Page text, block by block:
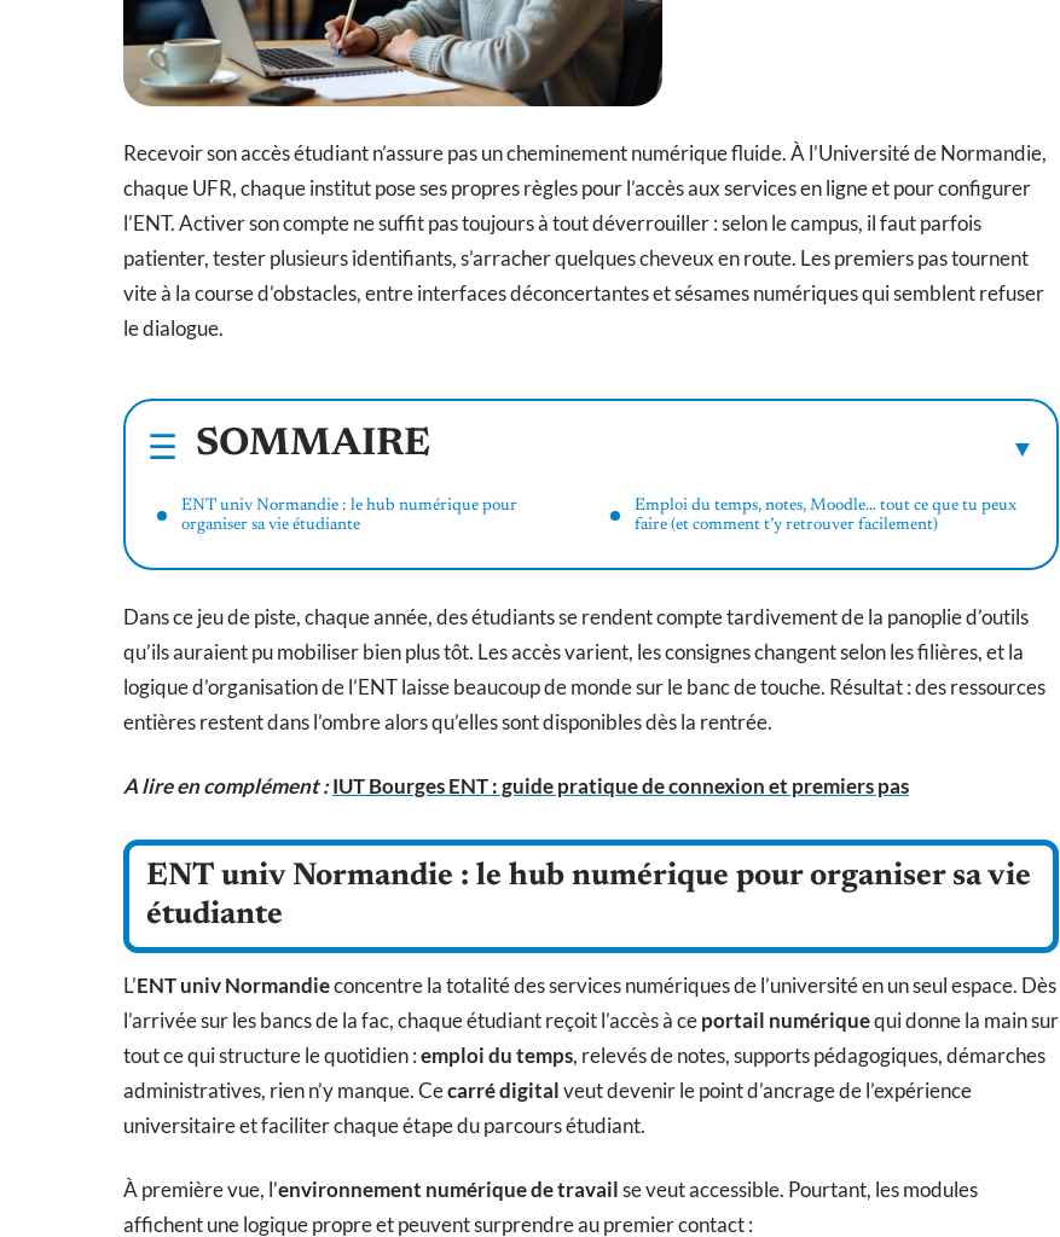
Recevoir son accès étudiant n’assure pas un cheminement numérique fluide. À l’Université de Normandie,
chaque UFR, chaque institut pose ses propres règles pour l’accès aux services en ligne et pour configurer
l’ENT. Activer son compte ne suffit pas toujours à tout déverrouiller : selon le campus, il faut parfois
patienter, tester plusieurs identifiants, s’arracher quelques cheveux en route. Les premiers pas tournent
vite à la course d’obstacles, entre interfaces déconcertantes et sésames numériques qui semblent refuser
le dialogue.
SOMMAIRE
ENT univ Normandie : le hub numérique pour
organiser sa vie étudiante
Emploi du temps, notes, Moodle… tout ce que tu peux
faire (et comment t’y retrouver facilement)
Dans ce jeu de piste, chaque année, des étudiants se rendent compte tardivement de la panoplie d’outils
qu’ils auraient pu mobiliser bien plus tôt. Les accès varient, les consignes changent selon les filières, et la
logique d’organisation de l’ENT laisse beaucoup de monde sur le banc de touche. Résultat : des ressources
entières restent dans l’ombre alors qu’elles sont disponibles dès la rentrée.
A lire en complément :IUT Bourges ENT : guide pratique de connexion et premiers pas
ENT univ Normandie : le hub numérique pour organiser sa vie
étudiante
L’ENT univ Normandieconcentre la totalité des services numériques de l’université en un seul espace. Dès
l’arrivée sur les bancs de la fac, chaque étudiant reçoit l’accès à ceportail numériquequi donne la main sur
tout ce qui structure le quotidien :emploi du temps, relevés de notes, supports pédagogiques, démarches
administratives, rien n’y manque. Cecarré digitalveut devenir le point d’ancrage de l’expérience
universitaire et faciliter chaque étape du parcours étudiant.
À première vue, l’environnement numérique de travailse veut accessible. Pourtant, les modules
affichent une logique propre et peuvent surprendre au premier contact :